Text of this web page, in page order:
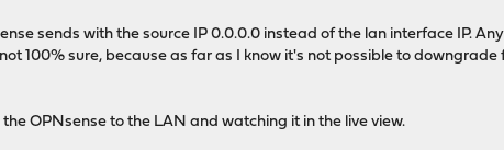
sends with the source IP 0.0.0.0 instead of the lan interface IP.
100% sure, because as far as I know it's not possible to
OPNsense to the LAN and watching it in the live view.